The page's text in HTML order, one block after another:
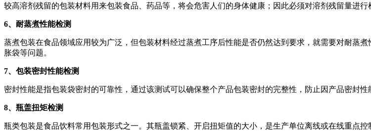
较高溶剂残留的包装材料用来包装食品、药品等，将会危害人们的身体健康；因此必须对溶剂残留量进行
6、耐蒸煮性能检测
蒸煮包装在食品领域应用较为广泛，但包装材料经过蒸煮工序后性能是否仍然达到要求，就需要对耐蒸
胀袋等问题。
7、包装密封性能检测
密封性能是指包装袋密封的可靠性，通过该测试可以确保整个产品包装密封的完整性，防止因产品密封性
8、瓶盖扭矩检测
瓶类包装是食品饮料常用包装形式之一。其瓶盖锁紧、开启扭矩值的大小，是生产单位离线或在线重点